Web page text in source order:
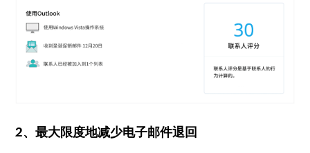
2、最大限度地减少电子邮件退回